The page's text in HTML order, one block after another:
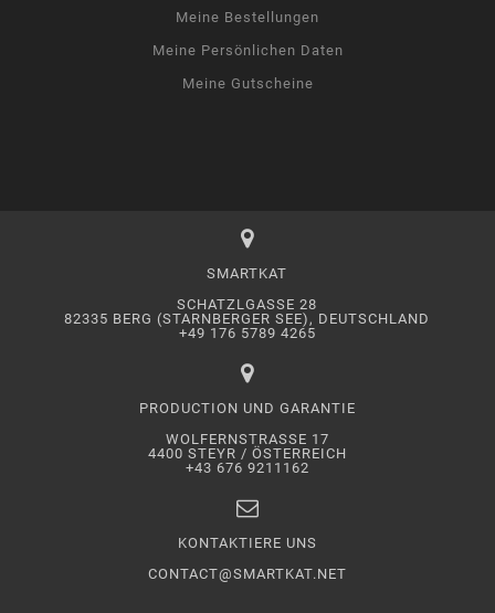
Meine Bestellungen
Meine Persönlichen Daten
Meine Gutscheine
SMARTKAT
SCHATZLGASSE 28
82335 BERG (STARNBERGER SEE), DEUTSCHLAND
+49 176 5789 4265
PRODUCTION UND GARANTIE
WOLFERNSTRASSE 17
4400 STEYR / ÖSTERREICH
+43 676 9211162
KONTAKTIERE UNS
CONTACT@SMARTKAT.NET